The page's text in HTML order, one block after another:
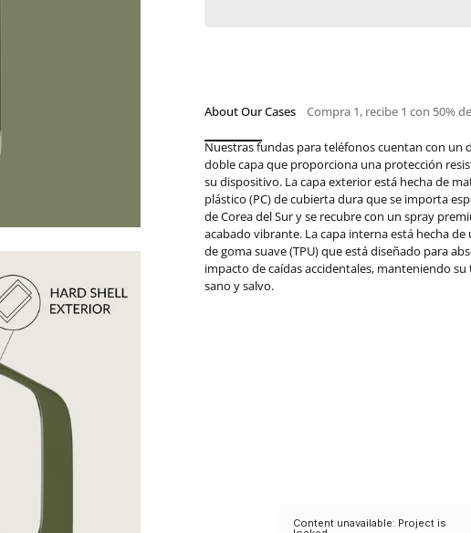
About Our Cases Compra 1, recibe 1 con 50%
Nuestras fundas para teléfonos cuentan con un
doble capa que proporciona una protección
su dispositivo. La capa exterior está hecha de
plástico (PC) de cubierta dura que se importa
de Corea del Sur y se recubre con un spray
acabado vibrante. La capa interna está hecha
de goma suave (TPU) que está diseñado para
impacto de caídas accidentales, manteniendo su
sano y salvo.